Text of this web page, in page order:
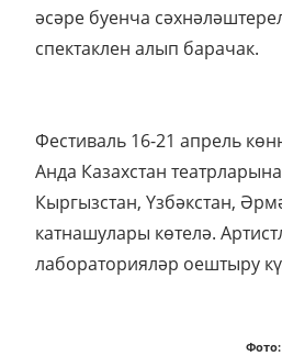
әсәре буенча
спектаклен алып барачак.
Фестиваль 16-21 апрель
Анда Казахстан
Кыргызстан, Үзбәкстан,
катнашулары көтелә.
лабораторияләр оештыру